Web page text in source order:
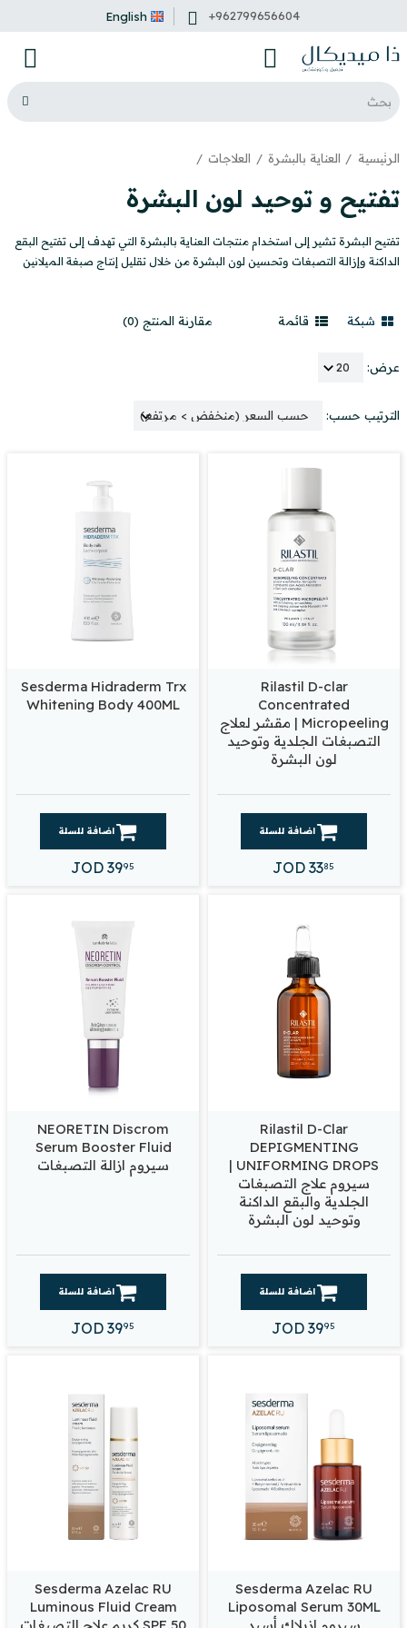
+962799656604
English
الرئيسية العناية بالبشرة العلاجات
تفتيح و توحيد لون البشرة
تفتيح البشرة تشير إلى استخدام منتجات العناية بالبشرة التي تهدف إلى تفتيح البقع
الداكنة وإزالة التصبغات وتحسين لون البشرة من خلال تقليل إنتاج صبغة الميلانين
شبكة قائمة مقارنة المنتج (0)
عرض:
الترتيب حسب:
Rilastil D-clar
Concentrated
Micropeeling | مقشر لعلاج
التصبغات الجلدية وتوحيد
لون البشرة
اضافة للسلة
JOD 3385
Sesderma Hidraderm Trx
Whitening Body 400ML
اضافة للسلة
JOD 3995
Rilastil D-Clar
DEPIGMENTING
UNIFORMING DROPS |
سيروم علاج التصبغات
الجلدية والبقع الداكنة
وتوحيد لون البشرة
اضافة للسلة
JOD 3995
NEORETIN Discrom
Serum Booster Fluid
سيروم ازالة التصبغات
اضافة للسلة
JOD 3995
Sesderma Azelac RU
Liposomal Serum 30ML
Sesderma Azelac RU
Luminous Fluid Cream